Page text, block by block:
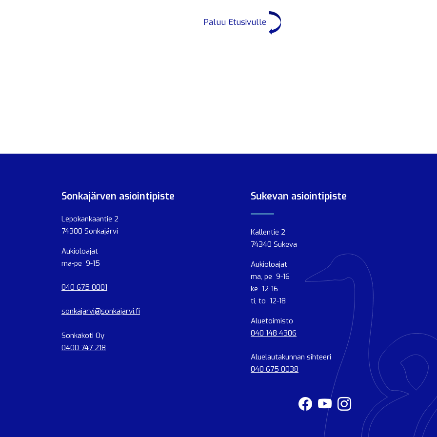
Paluu Etusivulle
Sonkajärven asiointipiste
Lepokankaantie 2
74300 Sonkajärvi
Aukioloajat
ma-pe 9-15
040 675 0001
sonkajarvi@sonkajarvi.fi
Sonkakoti Oy
0400 747 218
Sukevan asiointipiste
Kallentie 2
74340 Sukeva
Aukioloajat
ma, pe 9-16
ke 12-16
ti, to 12-18
Aluetoimisto
040 148 4306
Aluelautakunnan sihteeri
040 675 0038